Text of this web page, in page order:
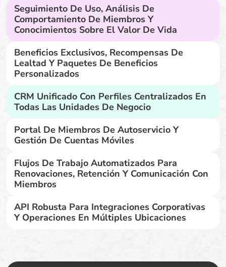
Seguimiento De Uso, Análisis De
Comportamiento De Miembros Y
Conocimientos Sobre El Valor De Vida
Beneficios Exclusivos, Recompensas De
Lealtad Y Paquetes De Beneficios
Personalizados
CRM Unificado Con Perfiles Centralizados En
Todas Las Unidades De Negocio
Portal De Miembros De Autoservicio Y
Gestión De Cuentas Móviles
Flujos De Trabajo Automatizados Para
Renovaciones, Retención Y Comunicación Con
Miembros
API Robusta Para Integraciones Corporativas
Y Operaciones En Múltiples Ubicaciones